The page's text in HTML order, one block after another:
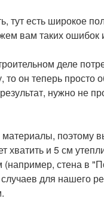
тут есть широкое
вам таких ошибок
деле
то он теперь просто
нужно не
материалы, поэтому
и 5 см
(например, стена в
для нашего